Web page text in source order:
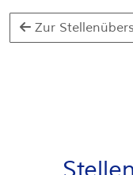
Zur